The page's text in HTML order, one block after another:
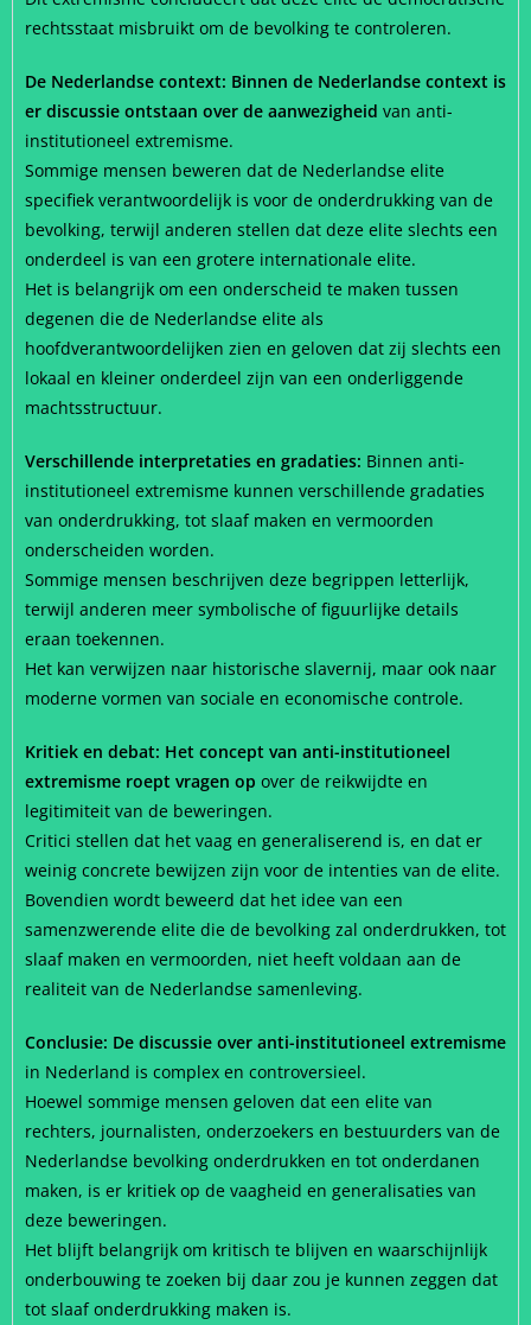
rechtsstaat misbruikt om de bevolking te controleren.
De Nederlandse context: Binnen de Nederlandse context is
er discussie ontstaan over de aanwezigheid van anti-
institutioneel extremisme.
Sommige mensen beweren dat de Nederlandse elite
specifiek verantwoordelijk is voor de onderdrukking van de
bevolking, terwijl anderen stellen dat deze elite slechts een
onderdeel is van een grotere internationale elite.
Het is belangrijk om een onderscheid te maken tussen
degenen die de Nederlandse elite als
hoofdverantwoordelijken zien en geloven dat zij slechts een
lokaal en kleiner onderdeel zijn van een onderliggende
machtsstructuur.
Verschillende interpretaties en gradaties: Binnen anti-
institutioneel extremisme kunnen verschillende gradaties
van onderdrukking, tot slaaf maken en vermoorden
onderscheiden worden.
Sommige mensen beschrijven deze begrippen letterlijk,
terwijl anderen meer symbolische of figuurlijke details
eraan toekennen.
Het kan verwijzen naar historische slavernij, maar ook naar
moderne vormen van sociale en economische controle.
Kritiek en debat: Het concept van anti-institutioneel
extremisme roept vragen op over de reikwijdte en
legitimiteit van de beweringen.
Critici stellen dat het vaag en generaliserend is, en dat er
weinig concrete bewijzen zijn voor de intenties van de elite.
Bovendien wordt beweerd dat het idee van een
samenzwerende elite die de bevolking zal onderdrukken, tot
slaaf maken en vermoorden, niet heeft voldaan aan de
realiteit van de Nederlandse samenleving.
Conclusie: De discussie over anti-institutioneel extremisme
in Nederland is complex en controversieel.
Hoewel sommige mensen geloven dat een elite van
rechters, journalisten, onderzoekers en bestuurders van de
Nederlandse bevolking onderdrukken en tot onderdanen
maken, is er kritiek op de vaagheid en generalisaties van
deze beweringen.
Het blijft belangrijk om kritisch te blijven en waarschijnlijk
onderbouwing te zoeken bij daar zou je kunnen zeggen dat
tot slaaf onderdrukking maken is.